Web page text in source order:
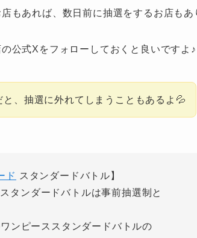
もあれば、数日前に抽選をするお店もあ
公式Xをフォローしておくと良いですよ♪
と、抽選に外れてしまうこともあるよ💦
ド スタンダードバトル】
タンダードバトルは事前抽選制と
ンピーススタンダードバトルの